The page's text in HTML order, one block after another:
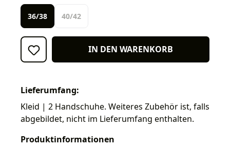
36/38 40/42
IN DEN WARENKORB
Lieferumfang:
Kleid | 2 Handschuhe. Weiteres Zubehör ist, falls
abgebildet, nicht im Lieferumfang enthalten.
Produktinformationen